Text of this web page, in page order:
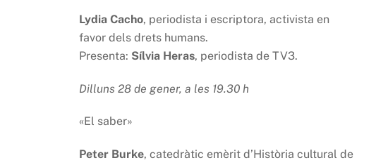
Lydia Cacho, periodista i escriptora, activista en
favor dels drets humans.
Presenta: Sílvia Heras, periodista de TV3.
Dilluns 28 de gener, a les 19.30 h
«El saber»
Peter Burke, catedràtic emèrit d’Història cultural de